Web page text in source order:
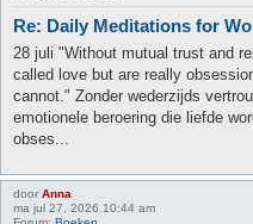
Re: Daily Meditations for
28 juli "Without mutual trust and
called love but are really
cannot." Zonder wederzijds
emotionele beroering die liefde
obses...
door Anna
ma jul 27, 2026 10:44 am